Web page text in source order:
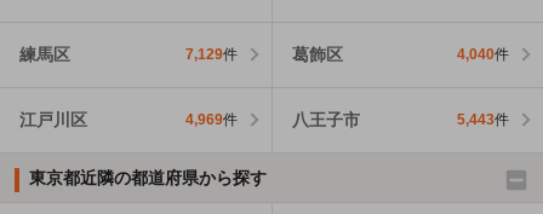
練馬区 7,129件 葛飾区 4,040件
江戸川区 4,969件 八王子市 5,443件
東京都近隣の都道府県から探す